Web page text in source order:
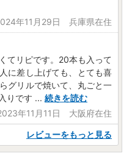
年11月29日 兵庫県在住
てリピです。20本も入って
に差し上げても、とても喜
グリルで焼いて、丸ごと一
りです ... 続きを読む
年11月11日 大阪府在住
レビューをもっと見る